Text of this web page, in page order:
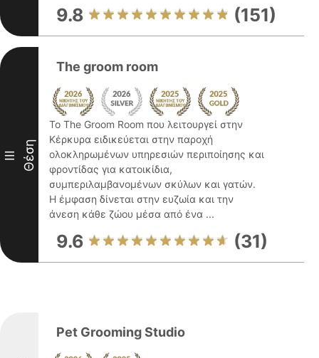
9.8 (151)
III Θέση
The groom room
Το The Groom Room που λειτουργεί στην
Κέρκυρα ειδικεύεται στην παροχή
ολοκληρωμένων υπηρεσιών περιποίησης και
φροντίδας για κατοικίδια,
συμπεριλαμβανομένων σκύλων και γατών.
Η έμφαση δίνεται στην ευζωία και την
άνεση κάθε ζώου μέσα από ένα ...
9.6 (31)
Pet Grooming Studio